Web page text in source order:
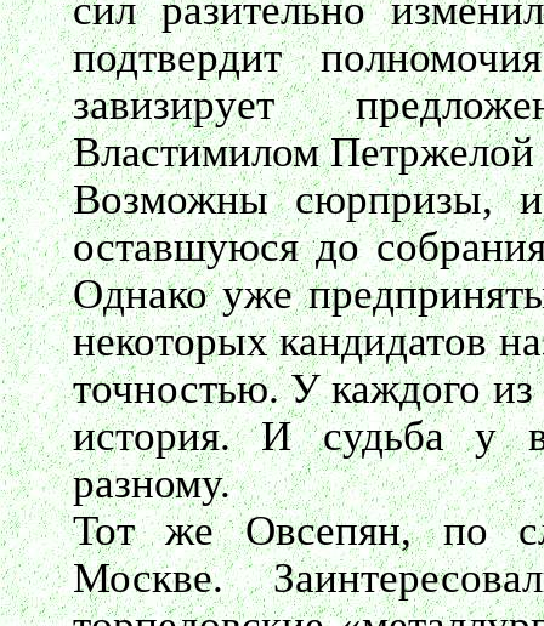
сил разительно
подтвердит
завизирует
Властимилом Петржелой
Возможны сюрпризы,
оставшуюся до
Однако уже
некоторых кандидатов
точностью. У каждого
история. И судьба у
разному.
Тот же Овсепян, по
Москве.